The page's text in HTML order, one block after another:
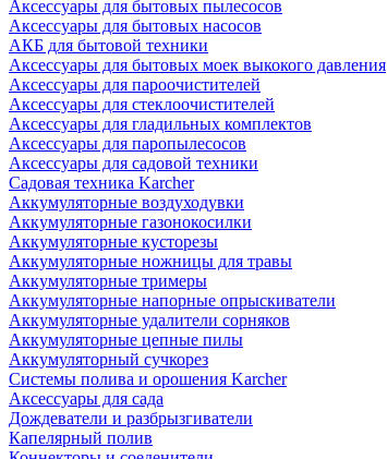
Аксессуары для бытовых пылесосов
Аксессуары для бытовых насосов
АКБ для бытовой техники
Аксессуары для бытовых моек выкокого давления
Аксессуары для пароочистителей
Аксессуары для стеклоочистителей
Аксессуары для гладильных комплектов
Аксессуары для паропылесосов
Аксессуары для садовой техники
Садовая техника Karcher
Аккумуляторные воздуходувки
Аккумуляторные газонокосилки
Аккумуляторные кусторезы
Аккумуляторные ножницы для травы
Аккумуляторные тримеры
Аккумуляторные напорные опрыскиватели
Аккумуляторные удалители сорняков
Аккумуляторные цепные пилы
Аккумуляторный сучкорез
Системы полива и орошения Karcher
Аксессуары для сада
Дождеватели и разбрызгиватели
Капелярный полив